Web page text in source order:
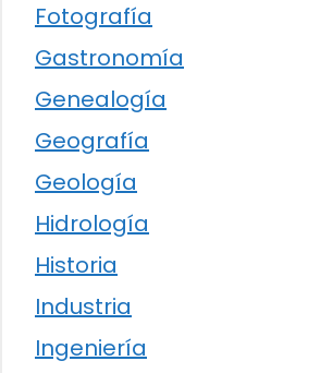
Fotografía
Gastronomía
Genealogía
Geografía
Geología
Hidrología
Historia
Industria
Ingeniería